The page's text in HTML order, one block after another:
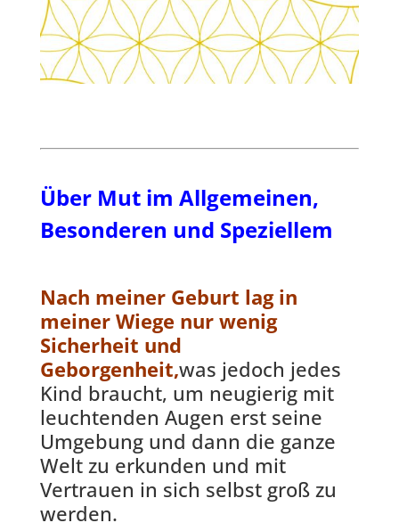
Über Mut im Allgemeinen,
Besonderen und Speziellem
Nach meiner Geburt lag in
meiner Wiege nur wenig
Sicherheit und
Geborgenheit,was jedoch jedes
Kind braucht, um neugierig mit
leuchtenden Augen erst seine
Umgebung und dann die ganze
Welt zu erkunden und mit
Vertrauen in sich selbst groß zu
werden.